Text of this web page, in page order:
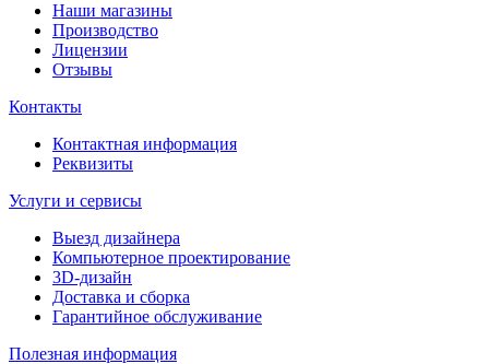
Наши магазины
Производство
Лицензии
Отзывы
Контакты
Контактная информация
Реквизиты
Услуги и сервисы
Выезд дизайнера
Компьютерное проектирование
3D-дизайн
Доставка и сборка
Гарантийное обслуживание
Полезная информация